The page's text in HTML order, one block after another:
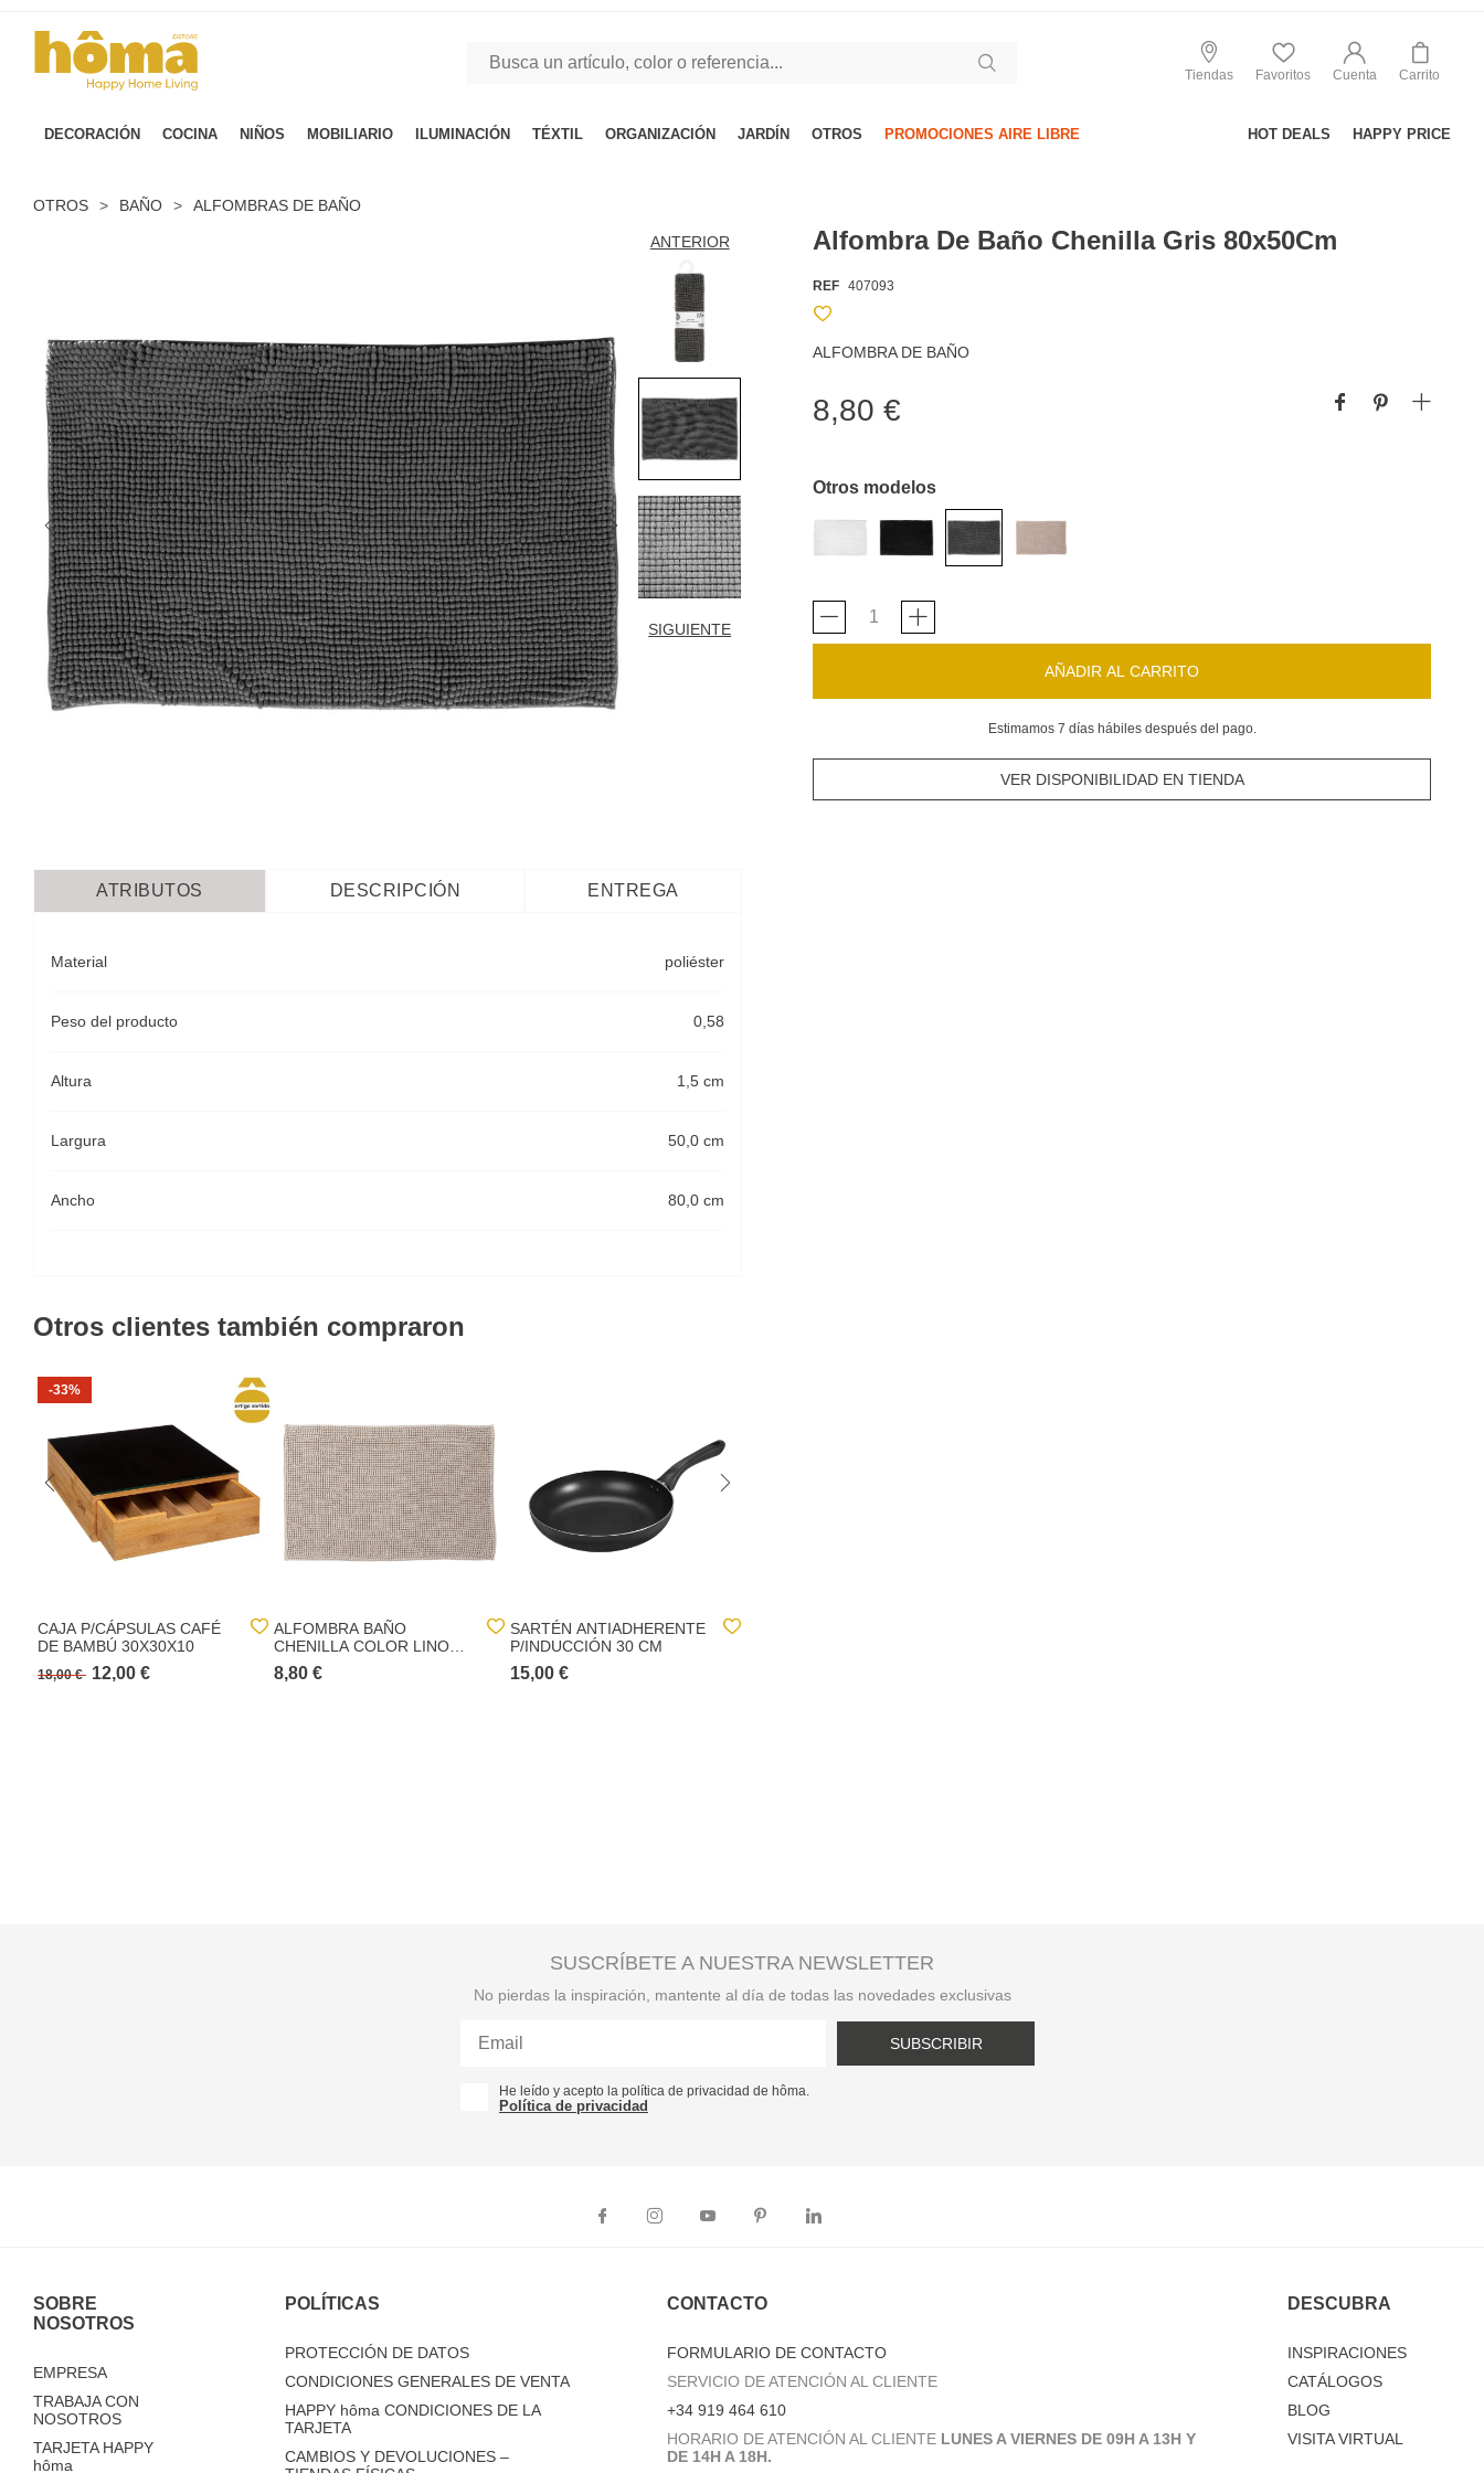
Tiendas Favoritos Cuenta Carrito
DECORACIÓN COCINA NIÑOS MOBILIARIO ILUMINACIÓN TÉXTIL ORGANIZACIÓN JARDÍN OTROS PROMOCIONES AIRE LIBRE HOT DEALS HAPPY PRICE
OTROS > BAÑO > ALFOMBRAS DE BAÑO
ANTERIOR
SIGUIENTE
Alfombra De Baño Chenilla Gris 80x50Cm
REF 407093
ALFOMBRA DE BAÑO
8,80 €
Otros modelos
AÑADIR AL CARRITO
Estimamos 7 días hábiles después del pago.
VER DISPONIBILIDAD EN TIENDA
ATRIBUTOS DESCRIPCIÓN ENTREGA
Material poliéster
Peso del producto 0,58
Altura 1,5 cm
Largura 50,0 cm
Ancho 80,0 cm
Otros clientes también compraron
-33%
CAJA P/CÁPSULAS CAFÉ
DE BAMBÚ 30X30X10
18,00 € 12,00 €
ALFOMBRA BAÑO
CHENILLA COLOR LINO
80X50CM
8,80 €
SARTÉN ANTIADHERENTE
P/INDUCCIÓN 30 CM
15,00 €
SUSCRÍBETE A NUESTRA NEWSLETTER
No pierdas la inspiración, mantente al día de todas las novedades exclusivas
SUBSCRIBIR
He leído y acepto la política de privacidad de hôma.
Política de privacidad
SOBRE
NOSOTROS
EMPRESA
TRABAJA CON
NOSOTROS
TARJETA HAPPY
hôma
POLÍTICAS
PROTECCIÓN DE DATOS
CONDICIONES GENERALES DE VENTA
HAPPY hôma CONDICIONES DE LA
TARJETA
CAMBIOS Y DEVOLUCIONES –
CONTACTO
FORMULARIO DE CONTACTO
SERVICIO DE ATENCIÓN AL CLIENTE
+34 919 464 610
HORARIO DE ATENCIÓN AL CLIENTE LUNES A VIERNES DE 09H A 13H Y
DE 14H A 18H.
DESCUBRA
INSPIRACIONES
CATÁLOGOS
BLOG
VISITA VIRTUAL